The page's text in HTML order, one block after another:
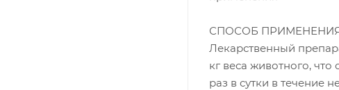
СПОСОБ
Лекарственный
кг веса животного, что
раз в сутки в течение